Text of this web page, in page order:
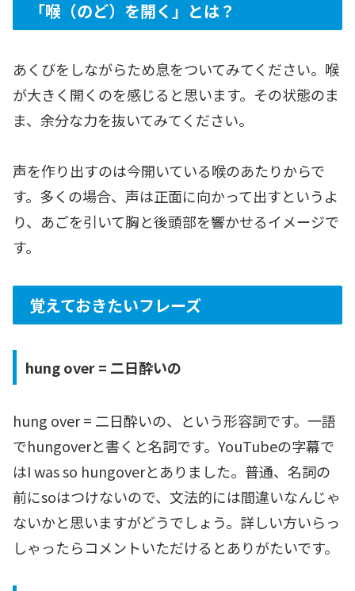
「喉（のど）を開く」とは？
あくびをしながらため息をついてみてください。喉
が大きく開くのを感じると思います。その状態のま
ま、余分な力を抜いてみてください。
声を作り出すのは今開いている喉のあたりからで
す。多くの場合、声は正面に向かって出すというよ
り、あごを引いて胸と後頭部を響かせるイメージで
す。
覚えておきたいフレーズ
hung over = 二日酔いの
hung over = 二日酔いの、という形容詞です。一語
でhungoverと書くと名詞です。YouTubeの字幕で
はI was so hungoverとありました。普通、名詞の
前にsoはつけないので、文法的には間違いなんじゃ
ないかと思いますがどうでしょう。詳しい方いらっ
しゃったらコメントいただけるとありがたいです。